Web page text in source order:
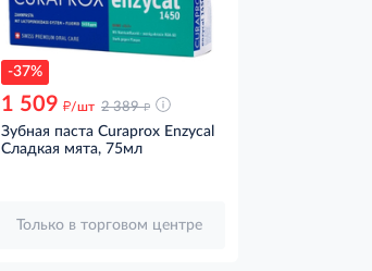
-37%
1 509 д/шт 2 389 д
Зубная паста Curaprox Enzycal
Сладкая мята, 75мл
Только в торговом центре